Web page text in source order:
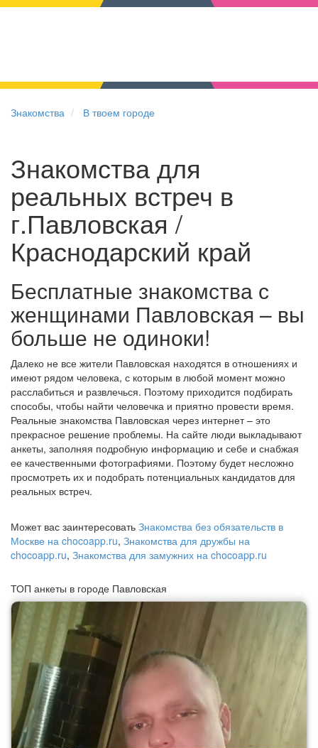
Знакомства В твоем городе
Знакомства для
реальных встреч в
г.Павловская /
Краснодарский край
Бесплатные знакомства с
женщинами Павловская – вы
больше не одиноки!
Далеко не все жители Павловская находятся в отношениях и
имеют рядом человека, с которым в любой момент можно
расслабиться и развлечься. Поэтому приходится подбирать
способы, чтобы найти человечка и приятно провести время.
Реальные знакомства Павловская через интернет – это
прекрасное решение проблемы. На сайте люди выкладывают
анкеты, заполняя подробную информацию и себе и снабжая
ее качественными фотографиями. Поэтому будет несложно
просмотреть их и подобрать потенциальных кандидатов для
реальных встреч.
Может вас заинтересовать Знакомства без обязательств в
Москве на chocoapp.ru, Знакомства для дружбы на
chocoapp.ru, Знакомства для замужних на chocoapp.ru
ТОП анкеты в городе Павловская